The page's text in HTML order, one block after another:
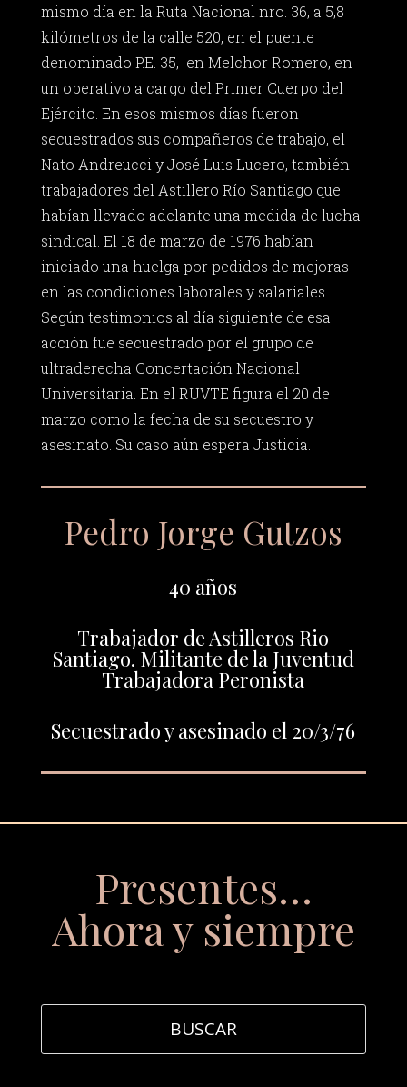
mismo día en la Ruta Nacional nro. 36, a 5,8
kilómetros de la calle 520, en el puente
denominado P.E. 35, en Melchor Romero, en
un operativo a cargo del Primer Cuerpo del
Ejército. En esos mismos días fueron
secuestrados sus compañeros de trabajo, el
Nato Andreucci y José Luis Lucero, también
trabajadores del Astillero Río Santiago que
habían llevado adelante una medida de lucha
sindical. El 18 de marzo de 1976 habían
iniciado una huelga por pedidos de mejoras
en las condiciones laborales y salariales.
Según testimonios al día siguiente de esa
acción fue secuestrado por el grupo de
ultraderecha Concertación Nacional
Universitaria. En el RUVTE figura el 20 de
marzo como la fecha de su secuestro y
asesinato. Su caso aún espera Justicia.
Pedro Jorge Gutzos
40 años
Trabajador de Astilleros Rio
Santiago. Militante de la Juventud
Trabajadora Peronista
Secuestrado y asesinado el 20/3/76
Presentes…
Ahora y siempre